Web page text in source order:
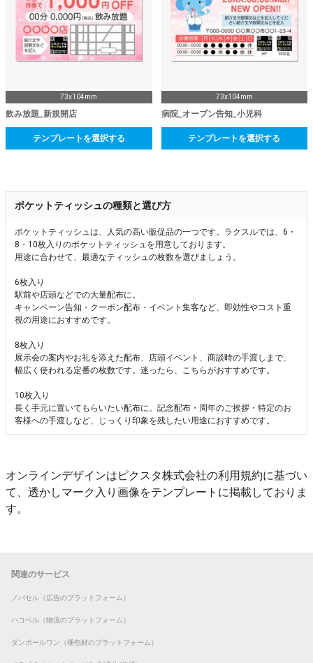
73x104mm
飲み放題_新規開店
テンプレートを選択する
73x104mm
病院_オープン告知_小児科
テンプレートを選択する
ポケットティッシュの種類と選び方
ポケットティッシュは、人気の高い販促品の一つです。ラクスルでは、6・
8・10枚入りのポケットティッシュを用意しております。
用途に合わせて、最適なティッシュの枚数を選びましょう。
6枚入り
駅前や店頭などでの大量配布に。
キャンペーン告知・クーポン配布・イベント集客など、即効性やコスト重
視の用途におすすめです。
8枚入り
展示会の案内やお礼を添えた配布、店頭イベント、商談時の手渡しまで、
幅広く使われる定番の枚数です。迷ったら、こちらがおすすめです。
10枚入り
長く手元に置いてもらいたい配布に。記念配布・周年のご挨拶・特定のお
客様への手渡しなど、じっくり印象を残したい用途におすすめです。
オンラインデザインはピクスタ株式会社の利用規約に基づい
て、透かしマーク入り画像をテンプレートに掲載しておりま
す。
関連のサービス
ノバセル（広告のプラットフォーム）
ハコベル（物流のプラットフォーム）
ダンボールワン（梱包材のプラットフォーム）